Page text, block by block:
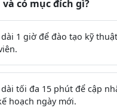
có mục đích gì?
dài 1 giờ để đào tạo kỹ
dài tối đa 15 phút để cập
hoạch ngày mới.